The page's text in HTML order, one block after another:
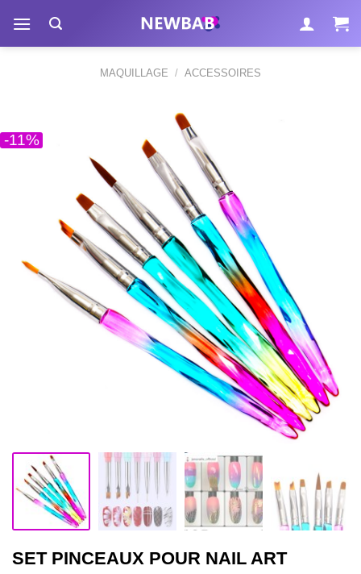
contenu
MAQUILLAGE / ACCESSOIRES
-11%
SET PINCEAUX POUR NAIL ART